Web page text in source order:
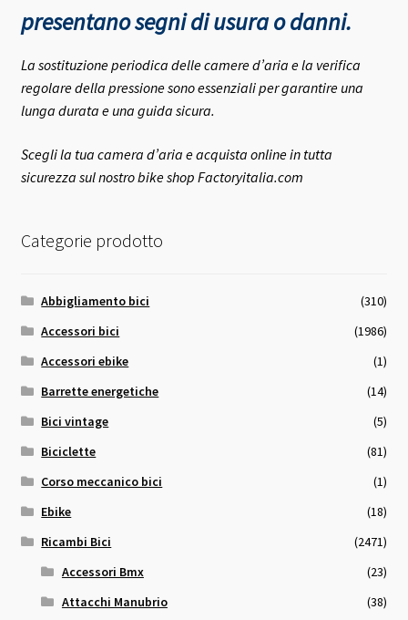
presentano segni di usura o danni.
La sostituzione periodica delle camere d’aria e la verifica
regolare della pressione sono essenziali per garantire una
lunga durata e una guida sicura.
Scegli la tua camera d’aria e acquista online in tutta
sicurezza sul nostro bike shop Factoryitalia.com
Categorie prodotto
Abbigliamento bici
(310)
Accessori bici
(1986)
Accessori ebike
(1)
Barrette energetiche
(14)
Bici vintage
(5)
Biciclette
(81)
Corso meccanico bici
(1)
Ebike
(18)
Ricambi Bici
(2471)
Accessori Bmx
(23)
Attacchi Manubrio
(38)